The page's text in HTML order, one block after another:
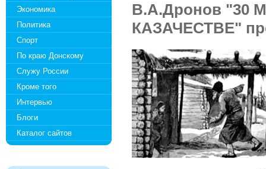
Экономика
Политика
Спорт
По краю Донскому
Служу России
Кроме того
Интервью
Блоги
Каталог сайтов
В.А.Дронов "30
КАЗАЧЕСТВЕ"